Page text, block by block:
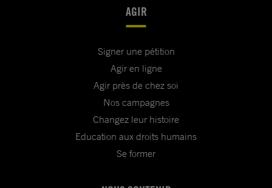
AGIR
Signer une pétition
Agir en ligne
Agir près de chez soi
Nos campagnes
Changez leur histoire
Education aux droits humains
Se former